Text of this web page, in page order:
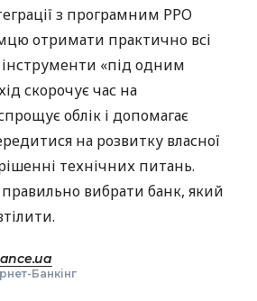
з програмним РРО
отримати практично всі
інструменти «під одним
скорочує час на
облік і допомагає
на розвитку власної
технічних питань.
правильно вибрати банк, який
Банкінг